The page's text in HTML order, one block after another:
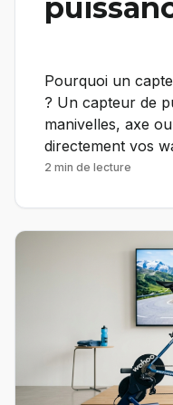
Pourquoi un
? Un capteur de
manivelles, axe
directement vos
2 min de lecture